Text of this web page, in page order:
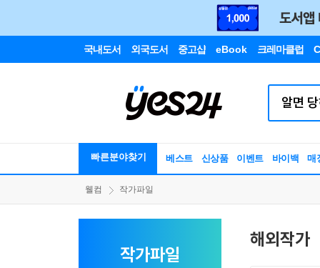
국내도서 외국도서 중고샵 eBook 크레마클럽
빠른분야찾기 베스트 신상품 이벤트 바이백 매
웰컴 작가파일
작가파일
해외작가